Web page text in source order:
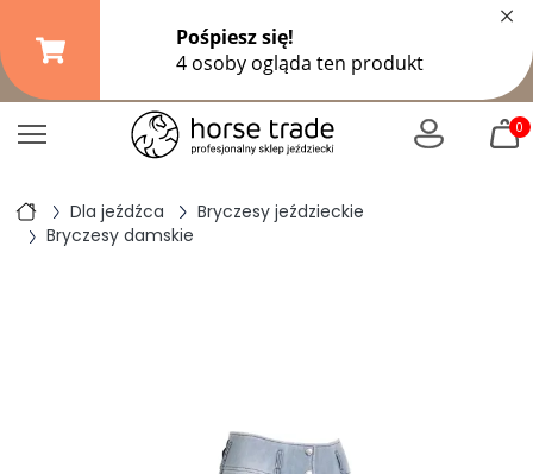
Darmowa dostawa od149,99 zł
299 złpozostałe formy wysyłki
×
0
Dla jeźdźca
Bryczesy jeździeckie
Bryczesy damskie